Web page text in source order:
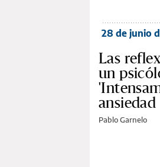
28 de junio
Las
un
ansiedad
Pablo Garnelo